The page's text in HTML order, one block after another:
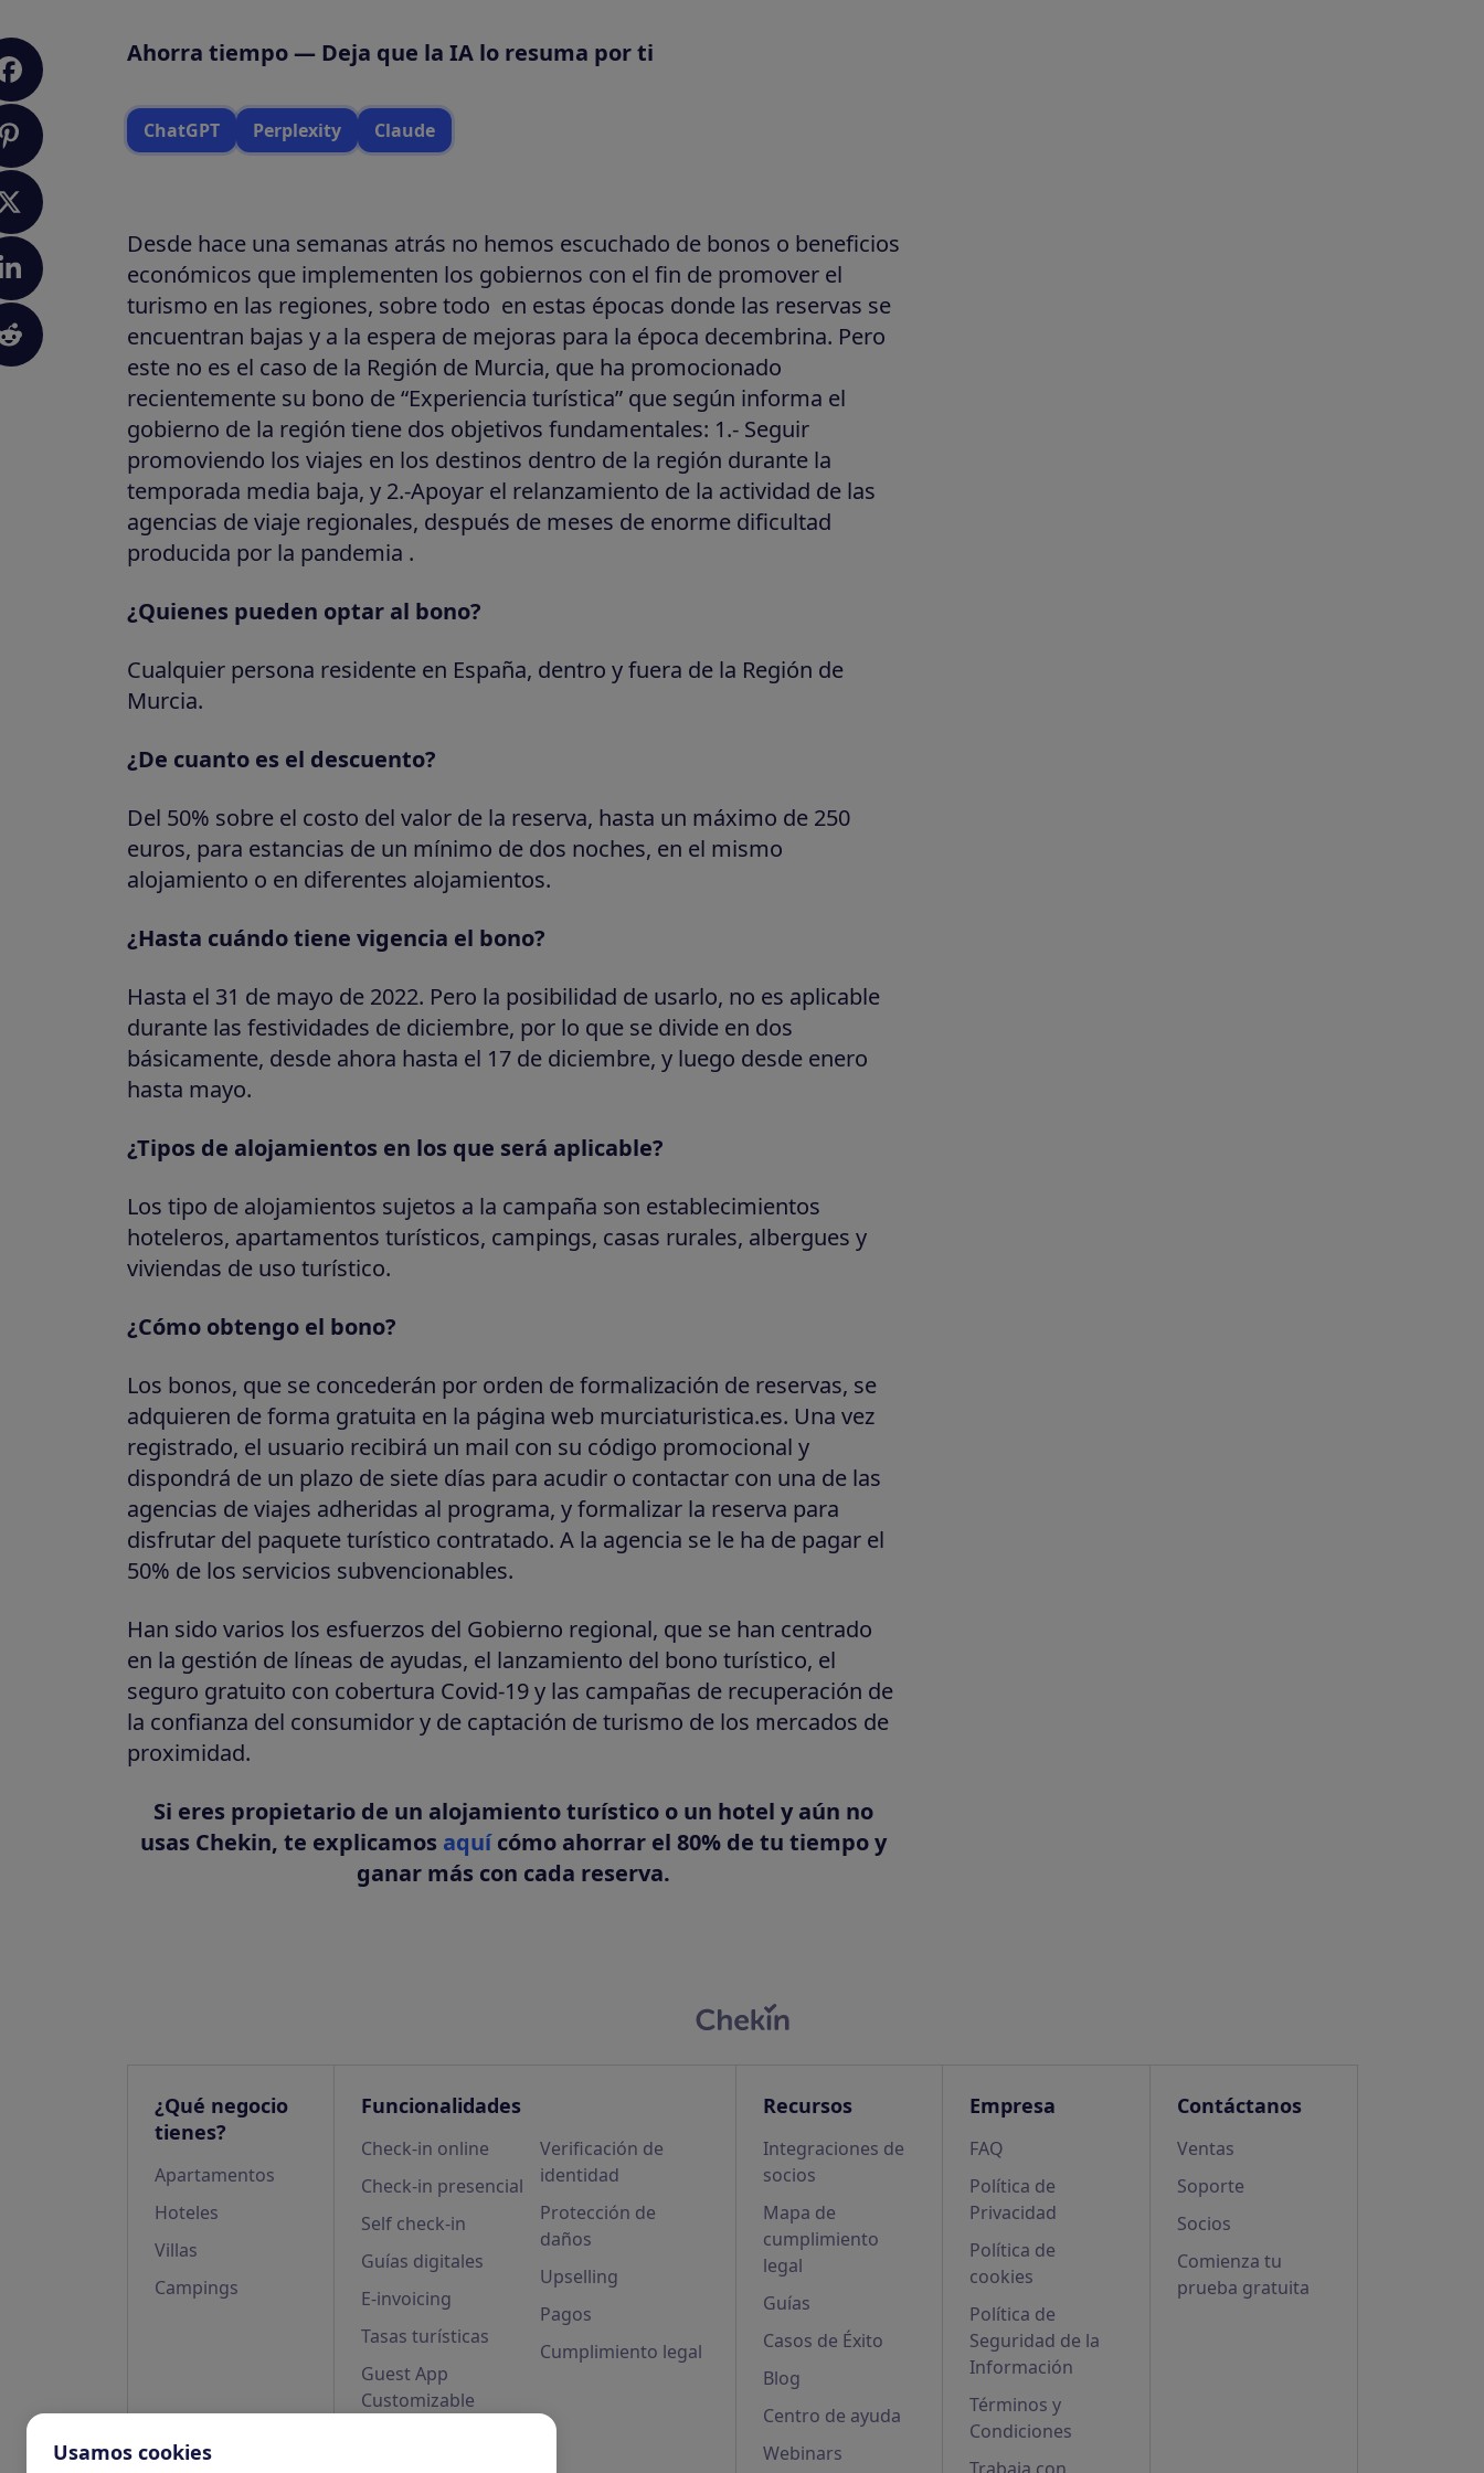
Ahorra tiempo — Deja que la IA lo resuma por ti
ChatGPT Perplexity Claude
Desde hace una semanas atrás no hemos escuchado de bonos o beneficios
económicos que implementen los gobiernos con el fin de promover el
turismo en las regiones, sobre todo en estas épocas donde las reservas se
encuentran bajas y a la espera de mejoras para la época decembrina. Pero
este no es el caso de la Región de Murcia, que ha promocionado
recientemente su bono de “Experiencia turística” que según informa el
gobierno de la región tiene dos objetivos fundamentales: 1.- Seguir
promoviendo los viajes en los destinos dentro de la región durante la
temporada media baja, y 2.-Apoyar el relanzamiento de la actividad de las
agencias de viaje regionales, después de meses de enorme dificultad
producida por la pandemia .
¿Quienes pueden optar al bono?
Cualquier persona residente en España, dentro y fuera de la Región de
Murcia.
¿De cuanto es el descuento?
Del 50% sobre el costo del valor de la reserva, hasta un máximo de 250
euros, para estancias de un mínimo de dos noches, en el mismo
alojamiento o en diferentes alojamientos.
¿Hasta cuándo tiene vigencia el bono?
Hasta el 31 de mayo de 2022. Pero la posibilidad de usarlo, no es aplicable
durante las festividades de diciembre, por lo que se divide en dos
básicamente, desde ahora hasta el 17 de diciembre, y luego desde enero
hasta mayo.
¿Tipos de alojamientos en los que será aplicable?
Los tipo de alojamientos sujetos a la campaña son establecimientos
hoteleros, apartamentos turísticos, campings, casas rurales, albergues y
viviendas de uso turístico.
¿Cómo obtengo el bono?
Los bonos, que se concederán por orden de formalización de reservas, se
adquieren de forma gratuita en la página web murciaturistica.es. Una vez
registrado, el usuario recibirá un mail con su código promocional y
dispondrá de un plazo de siete días para acudir o contactar con una de las
agencias de viajes adheridas al programa, y formalizar la reserva para
disfrutar del paquete turístico contratado. A la agencia se le ha de pagar el
50% de los servicios subvencionables.
Han sido varios los esfuerzos del Gobierno regional, que se han centrado
en la gestión de líneas de ayudas, el lanzamiento del bono turístico, el
seguro gratuito con cobertura Covid-19 y las campañas de recuperación de
la confianza del consumidor y de captación de turismo de los mercados de
proximidad.
Si eres propietario de un alojamiento turístico o un hotel y aún no
usas Chekin, te explicamos aquícómo ahorrar el 80% de tu tiempo y
ganar más con cada reserva.
¿Qué negocio
tienes?
Apartamentos
Hoteles
Villas
Campings
Funcionalidades
Check-in online
Check-in presencial
Self check-in
Guías digitales
E-invoicing
Tasas turísticas
Guest App
Customizable
Verificación de
identidad
Protección de
daños
Upselling
Pagos
Cumplimiento legal
Recursos
Integraciones de
socios
Mapa de
cumplimiento
legal
Guías
Casos de Éxito
Blog
Centro de ayuda
Webinars
Empresa
FAQ
Política de
Privacidad
Política de
cookies
Política de
Seguridad de la
Información
Términos y
Condiciones
Contáctanos
Ventas
Soporte
Socios
Comienza tu
prueba gratuita
Usamos cookies